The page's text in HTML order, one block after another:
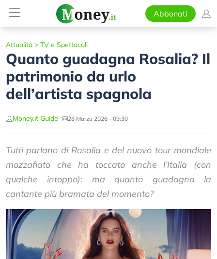
Abbonati
Attualità > TV e Spettacoli
Quanto guadagna Rosalia? Il
patrimonio da urlo
dell’artista spagnola
Money.it Guide 26 Marzo 2026 - 09:30
Tutti parlano di Rosalia e del nuovo tour mondiale
mozzafiato che ha toccato anche l’Italia (con
qualche intoppo): ma quanto guadagna la
cantante più bramata del momento?